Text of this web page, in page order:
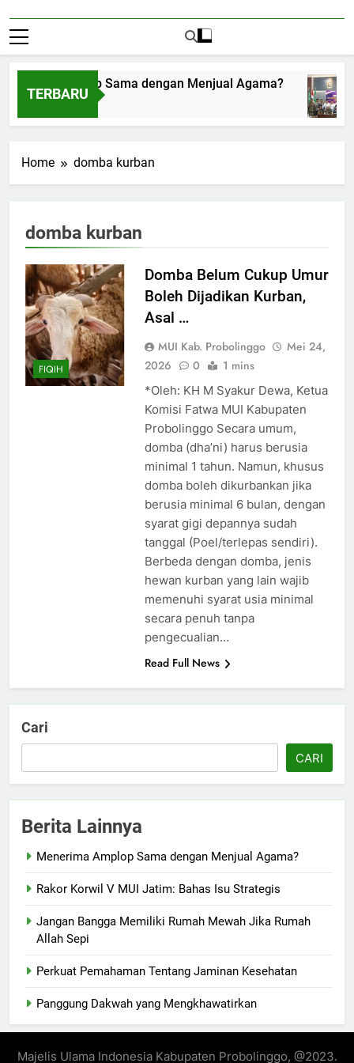
TERBARU
Amplop Sama dengan Menjual Agama?
1, 2026
Home domba kurban
domba kurban
FIQIH
Domba Belum Cukup Umur
Boleh Dijadikan Kurban,
Asal …
MUI Kab. Probolinggo
Mei 24,
2026
0 1 mins
*Oleh: KH M Syakur Dewa, Ketua
Komisi Fatwa MUI Kabupaten
Probolinggo Secara umum,
domba (dha’ni) harus berusia
minimal 1 tahun. Namun, khusus
domba boleh dikurbankan jika
berusia minimal 6 bulan, dengan
syarat gigi depannya sudah
tanggal (Poel/terlepas sendiri).
Berbeda dengan domba, jenis
hewan kurban yang lain wajib
memenuhi syarat usia minimal
secara penuh tanpa
pengecualian…
Read Full News
Cari
CARI
Berita Lainnya
Menerima Amplop Sama dengan Menjual Agama?
Rakor Korwil V MUI Jatim: Bahas Isu Strategis
Jangan Bangga Memiliki Rumah Mewah Jika Rumah
Allah Sepi
Perkuat Pemahaman Tentang Jaminan Kesehatan
Panggung Dakwah yang Mengkhawatirkan
Majelis Ulama Indonesia Kabupaten Probolinggo, @2023.